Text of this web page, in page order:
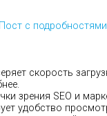
Пост с подробностями
скорость
зрения SEO и
удобство